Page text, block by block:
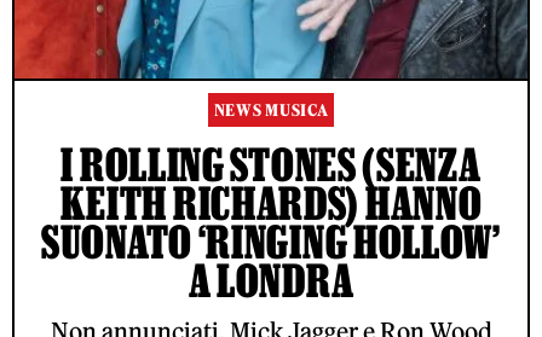
NEWS MUSICA
I ROLLING STONES (SENZA
KEITH RICHARDS) HANNO
SUONATO ‘RINGING HOLLOW’
A LONDRA